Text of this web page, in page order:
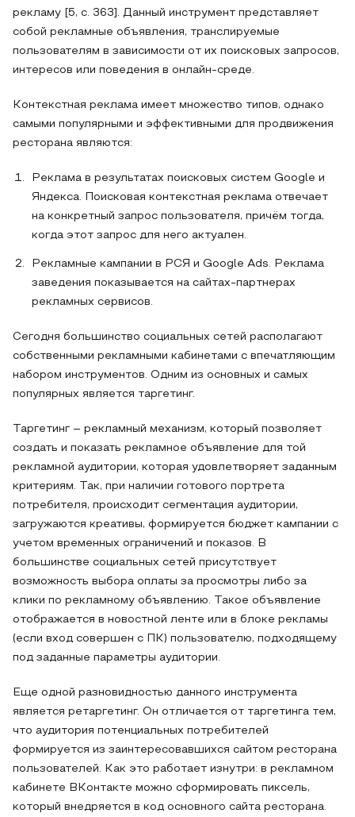
рекламу [5, с. 363]. Данный инструмент представляет
собой рекламные объявления, транслируемые
пользователям в зависимости от их поисковых запросов,
интересов или поведения в онлайн-среде.
Контекстная реклама имеет множество типов, однако
самыми популярными и эффективными для продвижения
ресторана являются:
Реклама в результатах поисковых систем Google и
Яндекса. Поисковая контекстная реклама отвечает
на конкретный запрос пользователя, причём тогда,
когда этот запрос для него актуален.
Рекламные кампании в РСЯ и Google Ads. Реклама
заведения показывается на сайтах-партнерах
рекламных сервисов.
Сегодня большинство социальных сетей располагают
собственными рекламными кабинетами с впечатляющим
набором инструментов. Одним из основных и самых
популярных является таргетинг.
Таргетинг – рекламный механизм, который позволяет
создать и показать рекламное объявление для той
рекламной аудитории, которая удовлетворяет заданным
критериям. Так, при наличии готового портрета
потребителя, происходит сегментация аудитории,
загружаются креативы, формируется бюджет кампании с
учетом временных ограничений и показов. В
большинстве социальных сетей присутствует
возможность выбора оплаты за просмотры либо за
клики по рекламному объявлению. Такое объявление
отображается в новостной ленте или в блоке рекламы
(если вход совершен с ПК) пользователю, подходящему
под заданные параметры аудитории.
Еще одной разновидностью данного инструмента
является ретаргетинг. Он отличается от таргетинга тем,
что аудитория потенциальных потребителей
формируется из заинтересовавшихся сайтом ресторана
пользователей. Как это работает изнутри: в рекламном
кабинете ВКонтакте можно сформировать пиксель,
который внедряется в код основного сайта ресторана.